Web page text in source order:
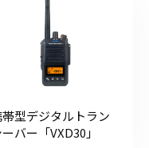
帯型デジタルトラン
バー「VXD30」